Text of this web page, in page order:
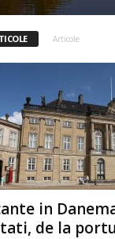
Articole
in
de la